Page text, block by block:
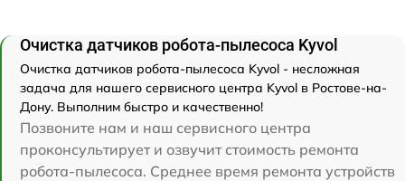
Очистка датчиков робота-пылесоса Kyvol
Очистка датчиков робота-пылесоса Kyvol - несложная
задача для нашего сервисного центра Kyvol в Ростове-на-
Дону. Выполним быстро и качественно!
Позвоните нам и наш сервисного центра
проконсультирует и озвучит стоимость ремонта
робота-пылесоса. Среднее время ремонта устройств